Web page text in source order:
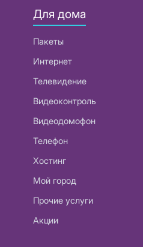
Для дома
Пакеты
Интернет
Телевидение
Видеоконтроль
Видеодомофон
Телефон
Хостинг
Мой город
Прочие услуги
Акции